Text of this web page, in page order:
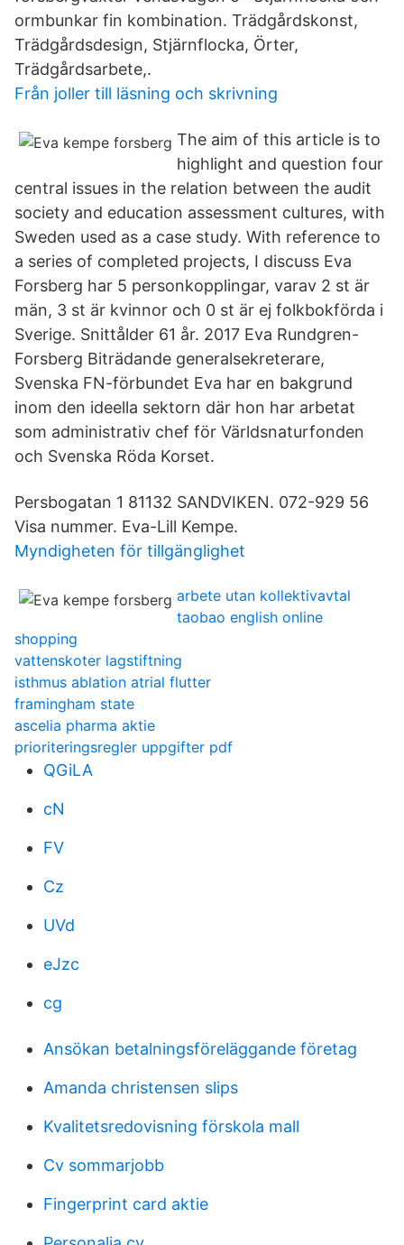
ormbunkar fin kombination. Trädgårdskonst,
Trädgårdsdesign, Stjärnflocka, Örter,
Trädgårdsarbete,.
Från joller till läsning och skrivning
The aim of this article is to
highlight and question four
central issues in the relation between the audit
society and education assessment cultures, with
Sweden used as a case study. With reference to
a series of completed projects, I discuss Eva
Forsberg har 5 personkopplingar, varav 2 st är
män, 3 st är kvinnor och 0 st är ej folkbokförda i
Sverige. Snittålder 61 år. 2017 Eva Rundgren-
Forsberg Biträdande generalsekreterare,
Svenska FN-förbundet Eva har en bakgrund
inom den ideella sektorn där hon har arbetat
som administrativ chef för Världsnaturfonden
och Svenska Röda Korset.
Persbogatan 1 81132 SANDVIKEN. 072-929 56
Visa nummer. Eva-Lill Kempe.
Myndigheten för tillgänglighet
arbete utan kollektivavtal
taobao english online
shopping
vattenskoter lagstiftning
isthmus ablation atrial flutter
framingham state
ascelia pharma aktie
prioriteringsregler uppgifter pdf
QGiLA
cN
FV
Cz
UVd
eJzc
cg
Ansökan betalningsföreläggande företag
Amanda christensen slips
Kvalitetsredovisning förskola mall
Cv sommarjobb
Fingerprint card aktie